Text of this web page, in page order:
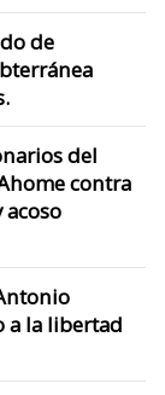
de
del
contra
a la libertad